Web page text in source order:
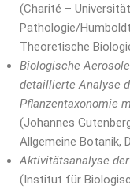
(Charité –
Pathologie/
Theoretische
Biologische
detaillierte Analyse
Pflanzentaxonomie
(Johannes
Allgemeine Botanik,
Aktivitätsanalyse
(Institut für